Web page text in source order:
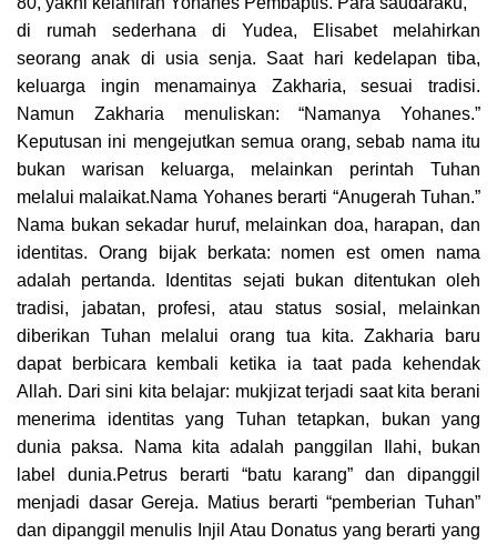
di rumah sederhana di Yudea, Elisabet melahirkan
seorang anak di usia senja. Saat hari kedelapan tiba,
keluarga ingin menamainya Zakharia, sesuai tradisi.
Namun Zakharia menuliskan: “Namanya Yohanes.”
Keputusan ini mengejutkan semua orang, sebab nama itu
bukan warisan keluarga, melainkan perintah Tuhan
melalui malaikat.Nama Yohanes berarti “Anugerah Tuhan.”
Nama bukan sekadar huruf, melainkan doa, harapan, dan
identitas. Orang bijak berkata: nomen est omen nama
adalah pertanda. Identitas sejati bukan ditentukan oleh
tradisi, jabatan, profesi, atau status sosial, melainkan
diberikan Tuhan melalui orang tua kita. Zakharia baru
dapat berbicara kembali ketika ia taat pada kehendak
Allah. Dari sini kita belajar: mukjizat terjadi saat kita berani
menerima identitas yang Tuhan tetapkan, bukan yang
dunia paksa. Nama kita adalah panggilan Ilahi, bukan
label dunia.Petrus berarti “batu karang” dan dipanggil
menjadi dasar Gereja. Matius berarti “pemberian Tuhan”
dan dipanggil menulis Injil Atau Donatus yang berarti yang